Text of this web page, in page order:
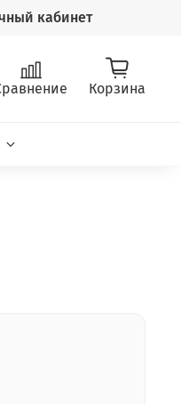
кабинет
Корзина